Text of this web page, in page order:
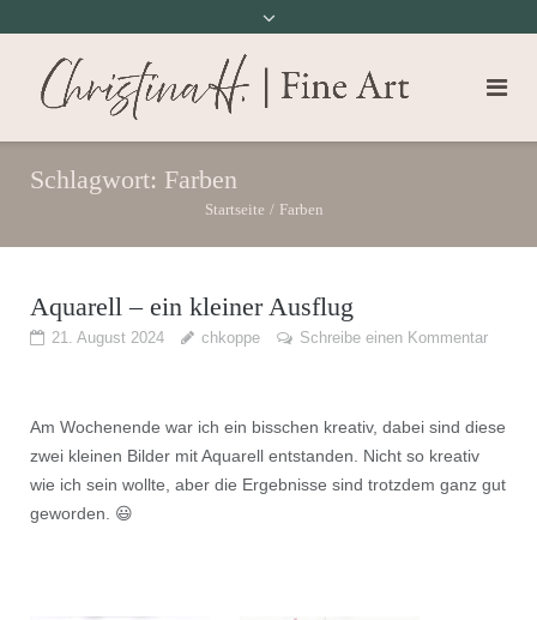
Schlagwort: Farben
Startseite / Farben
Aquarell – ein kleiner Ausflug
21. August 2024 chkoppe Schreibe einen Kommentar
Am Wochenende war ich ein bisschen kreativ, dabei sind diese
zwei kleinen Bilder mit Aquarell entstanden. Nicht so kreativ
wie ich sein wollte, aber die Ergebnisse sind trotzdem ganz gut
geworden. 😃